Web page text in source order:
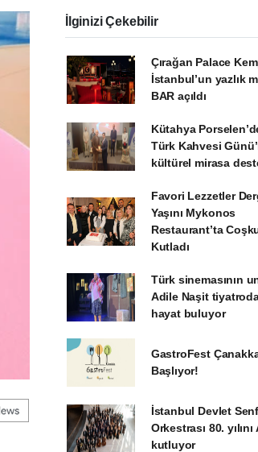
İlginizi Çekebilir
Çırağan Palace
İstanbul’un yazlık
BAR açıldı
Kütahya
Türk Kahvesi
kültürel mirasa
Favori Lezzetler
Yaşını Mykonos
Restaurant’ta
Kutladı
Türk sinemasının
Adile Naşit
hayat buluyor
GastroFest
Başlıyor!
İstanbul Devlet
Orkestrası 80. yılını
kutluyor